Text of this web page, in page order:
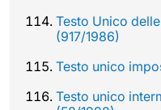
Testo Unico
(917/1986)
Testo unico
Testo unico